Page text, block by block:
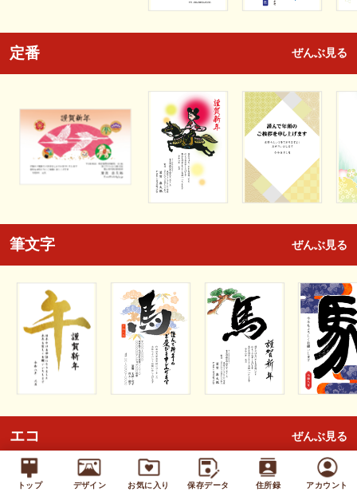
トップ デザイン お気に入り 保存データ 住所録 アカウント
定番 ぜんぶ見る
筆文字 ぜんぶ見る
エコ ぜんぶ見る